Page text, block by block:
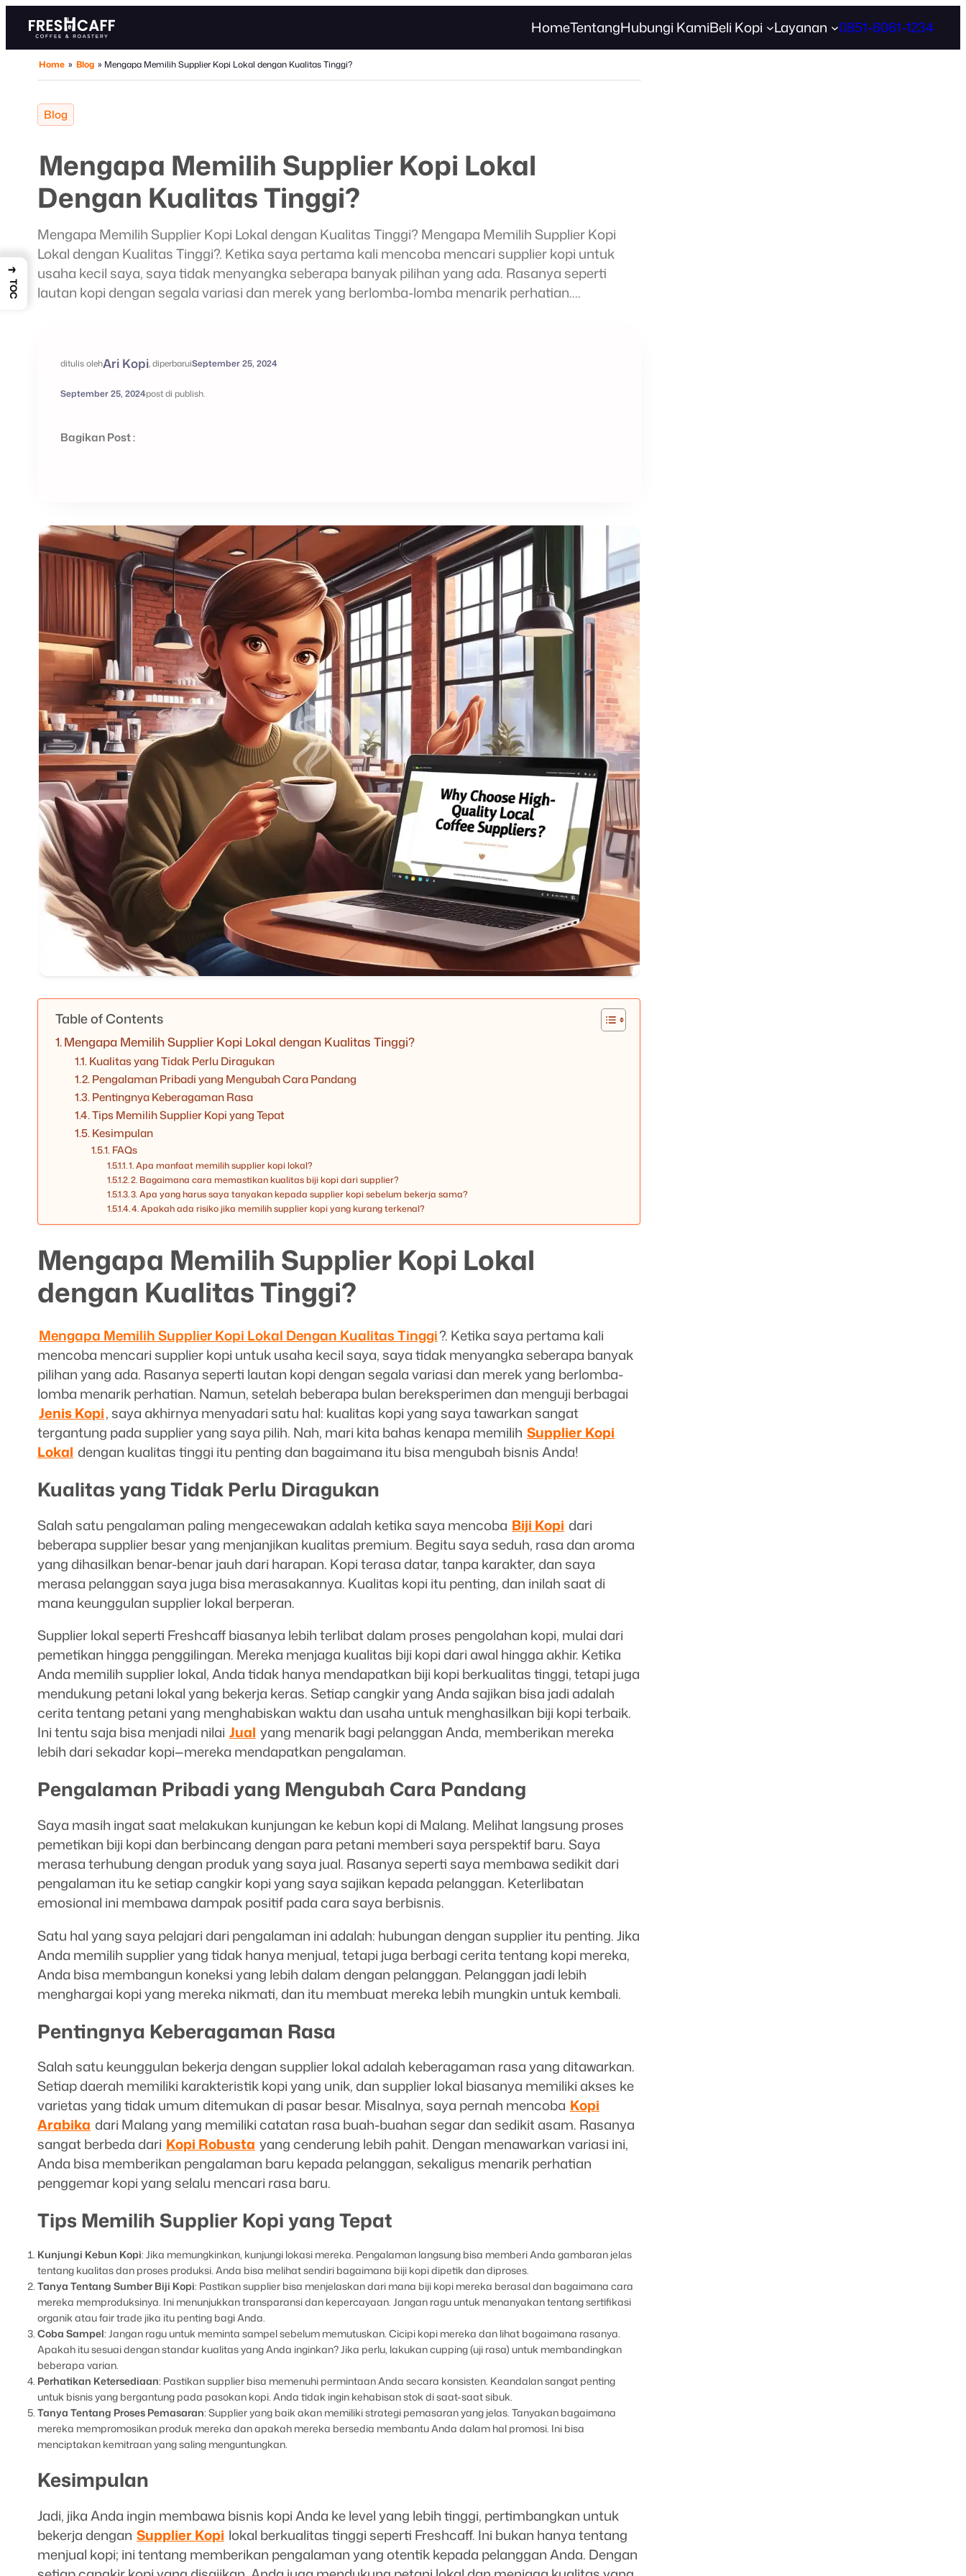
HomeTentangHubungi KamiBeli Kopi Layanan 0851-6061-1234
Home » Blog » Mengapa Memilih Supplier Kopi Lokal dengan Kualitas Tinggi?
Blog
Mengapa Memilih Supplier Kopi Lokal
Dengan Kualitas Tinggi?
Mengapa Memilih Supplier Kopi Lokal dengan Kualitas Tinggi? Mengapa Memilih Supplier Kopi
Lokal dengan Kualitas Tinggi?. Ketika saya pertama kali mencoba mencari supplier kopi untuk
usaha kecil saya, saya tidak menyangka seberapa banyak pilihan yang ada. Rasanya seperti
lautan kopi dengan segala variasi dan merek yang berlomba-lomba menarik perhatian.
ditulis olehAri Kopi, diperbaruiSeptember 25, 2024
September 25, 2024post di publish.
Bagikan Post :
Table of Contents
Mengapa Memilih Supplier Kopi Lokal dengan Kualitas Tinggi?
Kualitas yang Tidak Perlu Diragukan
Pengalaman Pribadi yang Mengubah Cara Pandang
Pentingnya Keberagaman Rasa
Tips Memilih Supplier Kopi yang Tepat
Kesimpulan
FAQs
1. Apa manfaat memilih supplier kopi lokal?
2. Bagaimana cara memastikan kualitas biji kopi dari supplier?
3. Apa yang harus saya tanyakan kepada supplier kopi sebelum bekerja sama?
4. Apakah ada risiko jika memilih supplier kopi yang kurang terkenal?
Mengapa Memilih Supplier Kopi Lokal
dengan Kualitas Tinggi?
Mengapa Memilih Supplier Kopi Lokal Dengan Kualitas Tinggi?. Ketika saya pertama kali
mencoba mencari supplier kopi untuk usaha kecil saya, saya tidak menyangka seberapa banyak
pilihan yang ada. Rasanya seperti lautan kopi dengan segala variasi dan merek yang berlomba-
lomba menarik perhatian. Namun, setelah beberapa bulan bereksperimen dan menguji berbagai
Jenis Kopi, saya akhirnya menyadari satu hal: kualitas kopi yang saya tawarkan sangat
tergantung pada supplier yang saya pilih. Nah, mari kita bahas kenapa memilih Supplier Kopi
Lokal dengan kualitas tinggi itu penting dan bagaimana itu bisa mengubah bisnis Anda!
Kualitas yang Tidak Perlu Diragukan
Salah satu pengalaman paling mengecewakan adalah ketika saya mencoba Biji Kopi dari
beberapa supplier besar yang menjanjikan kualitas premium. Begitu saya seduh, rasa dan aroma
yang dihasilkan benar-benar jauh dari harapan. Kopi terasa datar, tanpa karakter, dan saya
merasa pelanggan saya juga bisa merasakannya. Kualitas kopi itu penting, dan inilah saat di
mana keunggulan supplier lokal berperan.
Supplier lokal seperti Freshcaff biasanya lebih terlibat dalam proses pengolahan kopi, mulai dari
pemetikan hingga penggilingan. Mereka menjaga kualitas biji kopi dari awal hingga akhir. Ketika
Anda memilih supplier lokal, Anda tidak hanya mendapatkan biji kopi berkualitas tinggi, tetapi juga
mendukung petani lokal yang bekerja keras. Setiap cangkir yang Anda sajikan bisa jadi adalah
cerita tentang petani yang menghabiskan waktu dan usaha untuk menghasilkan biji kopi terbaik.
Ini tentu saja bisa menjadi nilai Jual yang menarik bagi pelanggan Anda, memberikan mereka
lebih dari sekadar kopi—mereka mendapatkan pengalaman.
Pengalaman Pribadi yang Mengubah Cara Pandang
Saya masih ingat saat melakukan kunjungan ke kebun kopi di Malang. Melihat langsung proses
pemetikan biji kopi dan berbincang dengan para petani memberi saya perspektif baru. Saya
merasa terhubung dengan produk yang saya jual. Rasanya seperti saya membawa sedikit dari
pengalaman itu ke setiap cangkir kopi yang saya sajikan kepada pelanggan. Keterlibatan
emosional ini membawa dampak positif pada cara saya berbisnis.
Satu hal yang saya pelajari dari pengalaman ini adalah: hubungan dengan supplier itu penting. Jika
Anda memilih supplier yang tidak hanya menjual, tetapi juga berbagi cerita tentang kopi mereka,
Anda bisa membangun koneksi yang lebih dalam dengan pelanggan. Pelanggan jadi lebih
menghargai kopi yang mereka nikmati, dan itu membuat mereka lebih mungkin untuk kembali.
Pentingnya Keberagaman Rasa
Salah satu keunggulan bekerja dengan supplier lokal adalah keberagaman rasa yang ditawarkan.
Setiap daerah memiliki karakteristik kopi yang unik, dan supplier lokal biasanya memiliki akses ke
varietas yang tidak umum ditemukan di pasar besar. Misalnya, saya pernah mencoba Kopi
Arabika dari Malang yang memiliki catatan rasa buah-buahan segar dan sedikit asam. Rasanya
sangat berbeda dari Kopi Robusta yang cenderung lebih pahit. Dengan menawarkan variasi ini,
Anda bisa memberikan pengalaman baru kepada pelanggan, sekaligus menarik perhatian
penggemar kopi yang selalu mencari rasa baru.
Tips Memilih Supplier Kopi yang Tepat
Kunjungi Kebun Kopi: Jika memungkinkan, kunjungi lokasi mereka. Pengalaman langsung bisa memberi Anda gambaran jelas
tentang kualitas dan proses produksi. Anda bisa melihat sendiri bagaimana biji kopi dipetik dan diproses.
Tanya Tentang Sumber Biji Kopi: Pastikan supplier bisa menjelaskan dari mana biji kopi mereka berasal dan bagaimana cara
mereka memproduksinya. Ini menunjukkan transparansi dan kepercayaan. Jangan ragu untuk menanyakan tentang sertifikasi
organik atau fair trade jika itu penting bagi Anda.
Coba Sampel: Jangan ragu untuk meminta sampel sebelum memutuskan. Cicipi kopi mereka dan lihat bagaimana rasanya.
Apakah itu sesuai dengan standar kualitas yang Anda inginkan? Jika perlu, lakukan cupping (uji rasa) untuk membandingkan
beberapa varian.
Perhatikan Ketersediaan: Pastikan supplier bisa memenuhi permintaan Anda secara konsisten. Keandalan sangat penting
untuk bisnis yang bergantung pada pasokan kopi. Anda tidak ingin kehabisan stok di saat-saat sibuk.
Tanya Tentang Proses Pemasaran: Supplier yang baik akan memiliki strategi pemasaran yang jelas. Tanyakan bagaimana
mereka mempromosikan produk mereka dan apakah mereka bersedia membantu Anda dalam hal promosi. Ini bisa
menciptakan kemitraan yang saling menguntungkan.
Kesimpulan
Jadi, jika Anda ingin membawa bisnis kopi Anda ke level yang lebih tinggi, pertimbangkan untuk
bekerja dengan Supplier Kopi lokal berkualitas tinggi seperti Freshcaff. Ini bukan hanya tentang
menjual kopi; ini tentang memberikan pengalaman yang otentik kepada pelanggan Anda. Dengan
→
TOC